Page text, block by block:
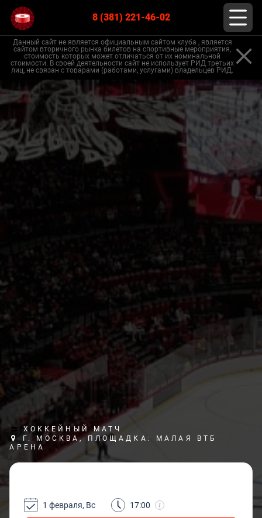
8 (381) 221-46-02
Данный сайт не является официальным сайтом клуба , является
сайтом вторичного рынка билетов на спортивные мероприятия,
стоимость которых может отличаться от их номинальной
стоимости. В своей деятельности сайт не использует РИД третьих
лиц, не связан с товарами (работами, услугами) владельцев РИД.
ХОККЕЙНЫЙ МАТЧ
Г. МОСКВА, ПЛОЩАДКА: МАЛАЯ ВТБ
АРЕНА
1 февраля, Вс 17:00